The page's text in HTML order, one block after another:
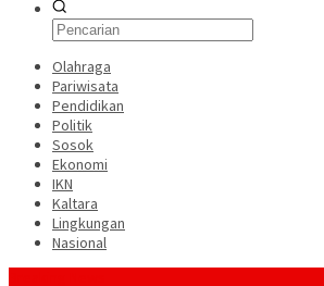
Olahraga
Pariwisata
Pendidikan
Politik
Sosok
Ekonomi
IKN
Kaltara
Lingkungan
Nasional